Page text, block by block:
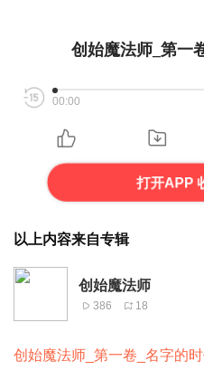
创始魔法师_第一
00:00
打开APP
以上内容来自专辑
创始魔法师
386 18
创始魔法师_第一卷_名字的